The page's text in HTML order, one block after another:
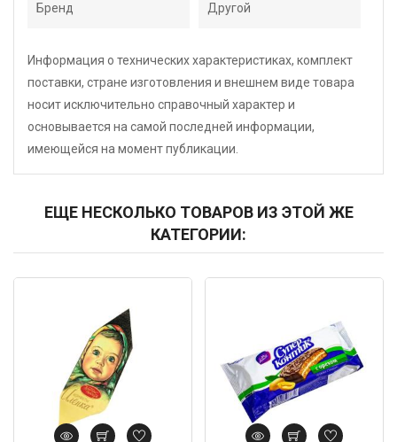
Бренд Другой
Информация о технических характеристиках, комплект
поставки, стране изготовления и внешнем виде товара
носит исключительно справочный характер и
основывается на самой последней информации,
имеющейся на момент публикации.
ЕЩЕ НЕСКОЛЬКО ТОВАРОВ ИЗ ЭТОЙ ЖЕ
КАТЕГОРИИ: